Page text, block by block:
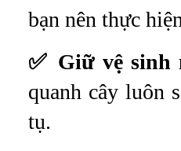
bạn nên thực
✅ Giữ vệ sinh
quanh cây luôn
tụ.